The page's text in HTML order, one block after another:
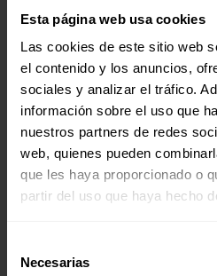
Esta página web usa cookies
Las cookies de este sitio web
el contenido y los anuncios,
sociales y analizar el tráfico.
información sobre el uso que
nuestros partners de redes
web, quienes pueden
que les haya proporcionado o
partir del uso que haya hecho
Necesarias